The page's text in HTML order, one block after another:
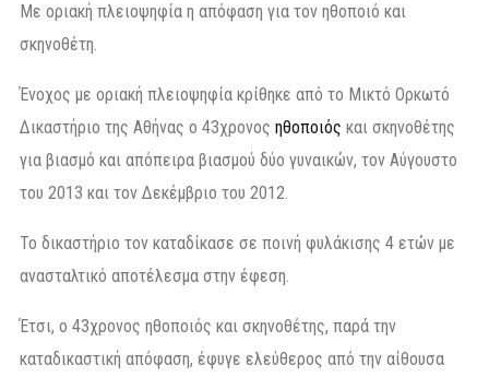
Με οριακή πλειοψηφία η απόφαση για τον ηθοποιό και
σκηνοθέτη.
Ένοχος με οριακή πλειοψηφία κρίθηκε από το Μικτό Ορκωτό
Δικαστήριο της Αθήνας ο 43χρονος ηθοποιός και σκηνοθέτης
για βιασμό και απόπειρα βιασμού δύο γυναικών, τον Αύγουστο
του 2013 και τον Δεκέμβριο του 2012.
Το δικαστήριο τον καταδίκασε σε ποινή φυλάκισης 4 ετών με
ανασταλτικό αποτέλεσμα στην έφεση.
Έτσι, ο 43χρονος ηθοποιός και σκηνοθέτης, παρά την
καταδικαστική απόφαση, έφυγε ελεύθερος από την αίθουσα